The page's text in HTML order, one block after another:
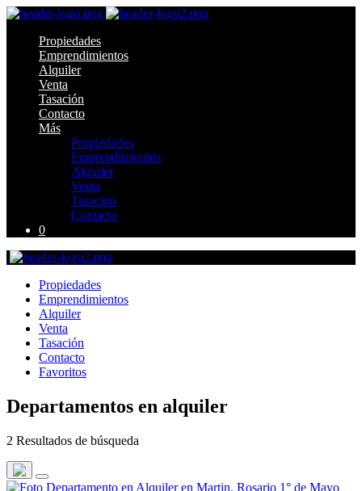
Propiedades
Emprendimientos
Alquiler
Venta
Tasación
Contacto
Más
Propiedades
Emprendimientos
Alquiler
Venta
Tasación
Contacto
0
Propiedades
Emprendimientos
Alquiler
Venta
Tasación
Contacto
Favoritos
Departamentos en alquiler
2 Resultados de búsqueda